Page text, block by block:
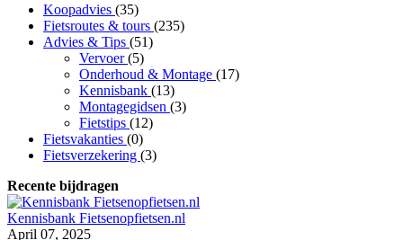
Koopadvies (35)
Fietsroutes & tours (235)
Advies & Tips (51)
Vervoer(5)
Onderhoud & Montage (17)
Kennisbank (13)
Montagegidsen (3)
Fietstips (12)
Fietsvakanties (0)
Fietsverzekering (3)
Recente bijdragen
Kennisbank Fietsenopfietsen.nl
April 07, 2025